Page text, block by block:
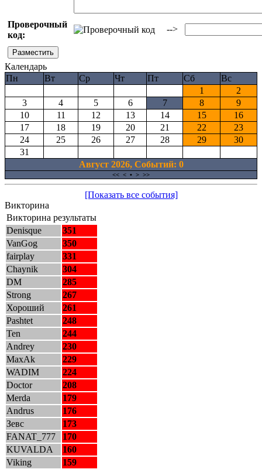
Проверочный
код:
-->
Календарь
Пн
Вт Ср Чт Пт Сб
Вс
1
2
3
4 5 6 7 8
9
10
11 12 13 14 15
16
17
18 19 20 21 22
23
24
25 26 27 28 29
30
31
Август 2026, Cобытий: 0
<< < • > >>
[Показать все события]
Викторина
Викторина результаты
Denisque
351
VanGog
350
fairplay
331
Chaynik
304
DM
285
Strong
267
Хороший
261
Pashtet
248
Ten
244
Andrey
230
MaxAk
229
WADIM
224
Doctor
208
Merda
179
Andrus
176
Зевс
173
FANAT_777
170
KUVALDA
160
Viking
159